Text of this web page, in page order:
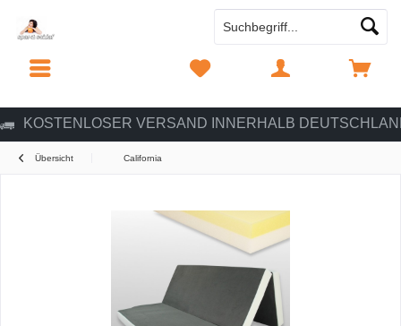
KOSTENLOSER VERSAND INNERHALB
Übersicht California